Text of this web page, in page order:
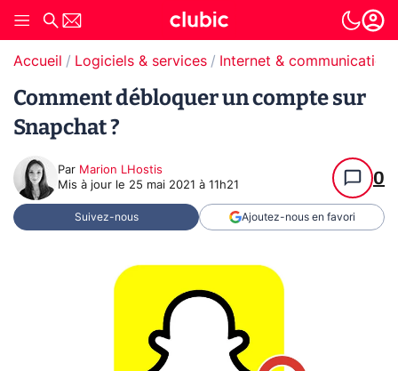
Accueil Logiciels & services Internet & communication
Comment débloquer un compte sur
Snapchat ?
Par Marion LHostis
Mis à jour le 25 mai 2021 à 11h21 0
Suivez-nous Ajoutez-nous en favori